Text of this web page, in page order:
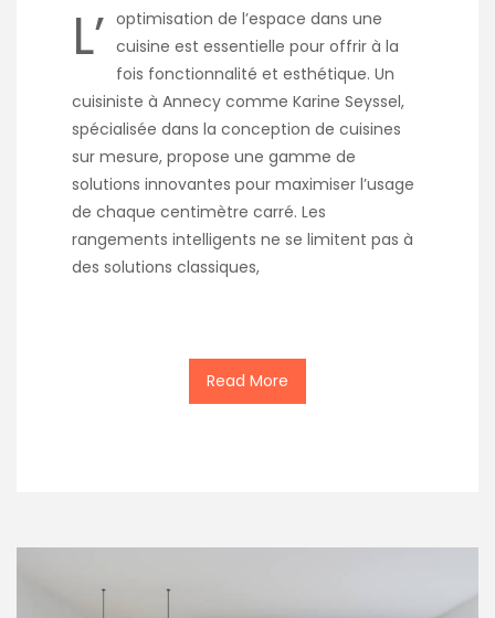
L’ optimisation de l’espace dans une
cuisine est essentielle pour offrir à la
fois fonctionnalité et esthétique. Un
cuisiniste à Annecy comme Karine Seyssel,
spécialisée dans la conception de cuisines
sur mesure, propose une gamme de
solutions innovantes pour maximiser l’usage
de chaque centimètre carré. Les
rangements intelligents ne se limitent pas à
des solutions classiques,
Read More